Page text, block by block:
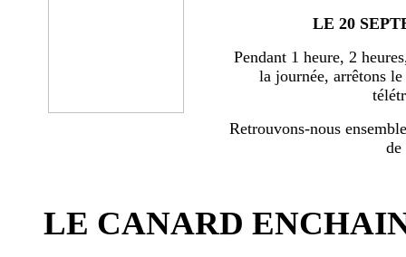
LE 20
Pendant 1 heure, 2
la journée, arrêtons
Retrouvons-nous
de
LE CANARD